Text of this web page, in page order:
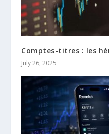
Comptes-titres : les
July 26, 2025